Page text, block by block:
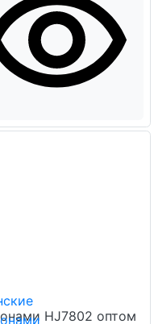
HJ7802 оптом